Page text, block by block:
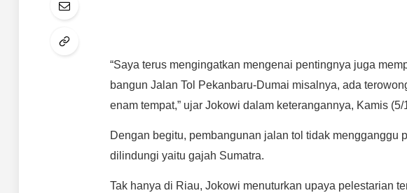
“Saya terus mengingatkan mengenai pentingnya juga
bangun Jalan Tol Pekanbaru-Dumai misalnya, ada
enam tempat,” ujar Jokowi dalam keterangannya, Kamis (5/
Dengan begitu, pembangunan jalan tol tidak mengganggu
dilindungi yaitu gajah Sumatra.
Tak hanya di Riau, Jokowi menuturkan upaya pelestarian